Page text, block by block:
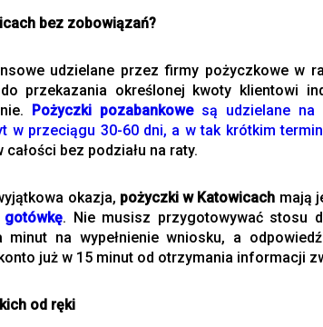
bez zobowiązań?
udzielane przez firmy pożyczkowe w
przekazania określonej kwoty klientowi
Pożyczki pozabankowesą udzielane na
w przeciągu 30-60 dni, a w tak krótkim
całości bez podziału na raty.
okazja, pożyczki w Katowicach mają
gotówkę. Nie musisz przygotowywać stosu
na wypełnienie wniosku, a
już w 15 minut od otrzymania informacji
od ręki